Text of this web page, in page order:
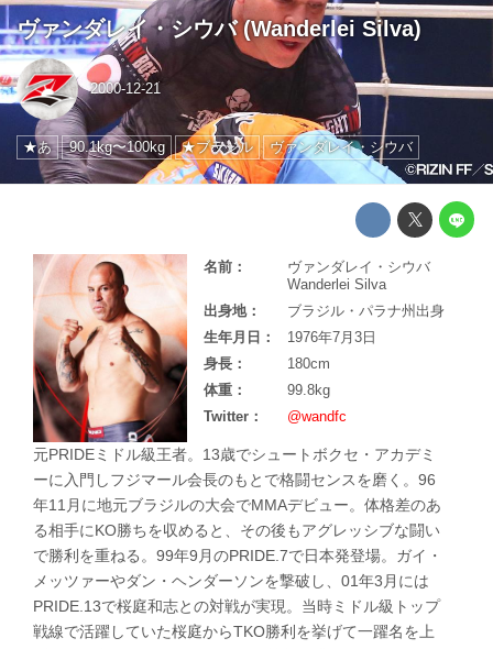
ヴァンダレイ・シウバ (Wanderlei Silva)
2000-12-21
★あ 90.1kg〜100kg ★ブラジル ヴァンダレイ・シウバ
名前：
ヴァンダレイ・シウバ
Wanderlei Silva
出身地：
ブラジル・パラナ州出身
生年月日：
1976年7月3日
身長：
180cm
体重：
99.8kg
Twitter：
@wandfc
元PRIDEミドル級王者。13歳でシュートボクセ・アカデミ
ーに入門しフジマール会長のもとで格闘センスを磨く。96
年11月に地元ブラジルの大会でMMAデビュー。体格差のあ
る相手にKO勝ちを収めると、その後もアグレッシブな闘い
で勝利を重ねる。99年9月のPRIDE.7で日本発登場。ガイ・
メッツァーやダン・ヘンダーソンを撃破し、01年3月には
PRIDE.13で桜庭和志との対戦が実現。当時ミドル級トップ
戦線で活躍していた桜庭からTKO勝利を挙げて一躍名を上